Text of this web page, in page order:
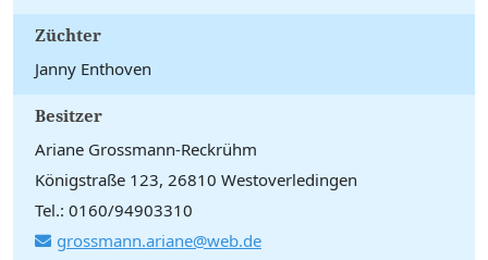
Züchter
Janny Enthoven
Besitzer
Ariane Grossmann-Reckrühm
Königstraße 123, 26810 Westoverledingen
Tel.: 0160/94903310
grossmann.ariane@web.de